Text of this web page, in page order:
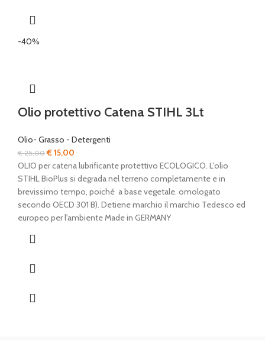
-40%
Olio protettivo Catena STIHL 3Lt
Olio- Grasso - Detergenti
€25,00Il
prezzo
originale
era:
€ 25,00.
€15,00
prezzo
attuale
è:
€ 15,00.
OLIO per catena lubrificante protettivo ECOLOGICO. L'olio
STIHL BioPlus si degrada nel terreno completamente e in
brevissimo tempo, poiché a base vegetale. omologato
secondo OECD 301 B). Detiene marchio il marchio Tedesco ed
europeo per l'ambiente Made in GERMANY